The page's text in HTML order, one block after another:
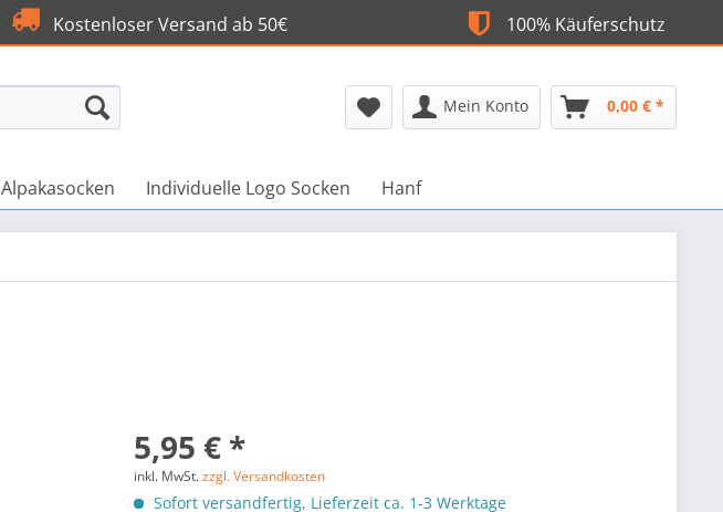
Kostenloser Versand ab 50€ 100% Käuferschutz
Mein Konto 0,00 € *
Alpakasocken Individuelle Logo Socken Hanf
5,95 € *
inkl. MwSt.zzgl. Versandkosten
Sofort versandfertig, Lieferzeit ca. 1-3 Werktage